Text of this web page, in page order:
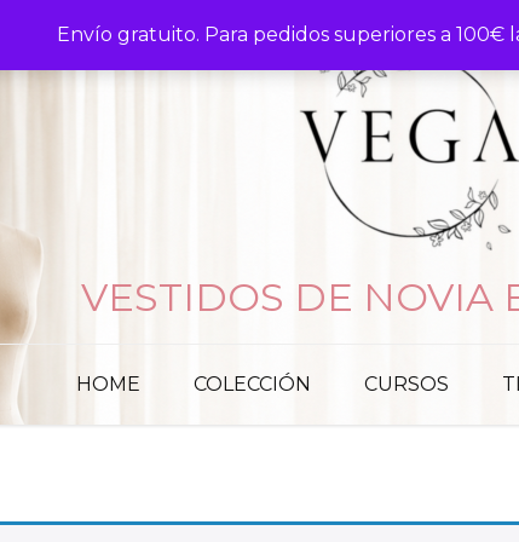
Envío gratuito. Para pedidos superiores a 100€
VESTIDOS DE NOVIA
HOME COLECCIÓN CURSOS